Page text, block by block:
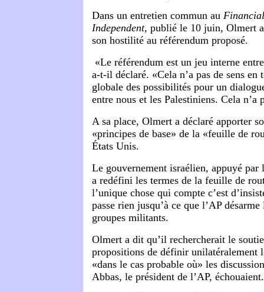
Dans un entretien commun au
Independent, publié le 10 juin, Olmert
son hostilité au référendum proposé.
«Le référendum est un jeu interne
a-t-il déclaré. «Cela n’a pas de sens en
globale des possibilités pour un
entre nous et les Palestiniens. Cela n’a
A sa place, Olmert a déclaré apporter
«principes de base» de la «feuille de
États Unis.
Le gouvernement israélien, appuyé par
a redéfini les termes de la feuille de
l’unique chose qui compte c’est
passe rien jusqu’à ce que l’AP
groupes militants.
Olmert a dit qu’il rechercherait le
propositions de définir unilatéralement
«dans le cas probable où» les
Abbas, le président de l’AP, échouaient.